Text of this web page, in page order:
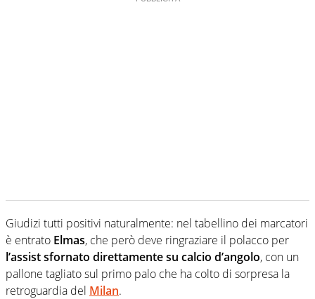
Giudizi tutti positivi naturalmente: nel tabellino dei marcatori
è entrato Elmas, che però deve ringraziare il polacco per
l’assist sfornato direttamente su calcio d’angolo, con un
pallone tagliato sul primo palo che ha colto di sorpresa la
retroguardia del Milan.